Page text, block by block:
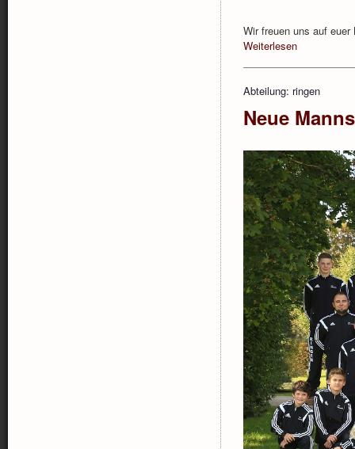
Wir freuen uns auf
Weiterlesen
Abteilung: ringen
Neue